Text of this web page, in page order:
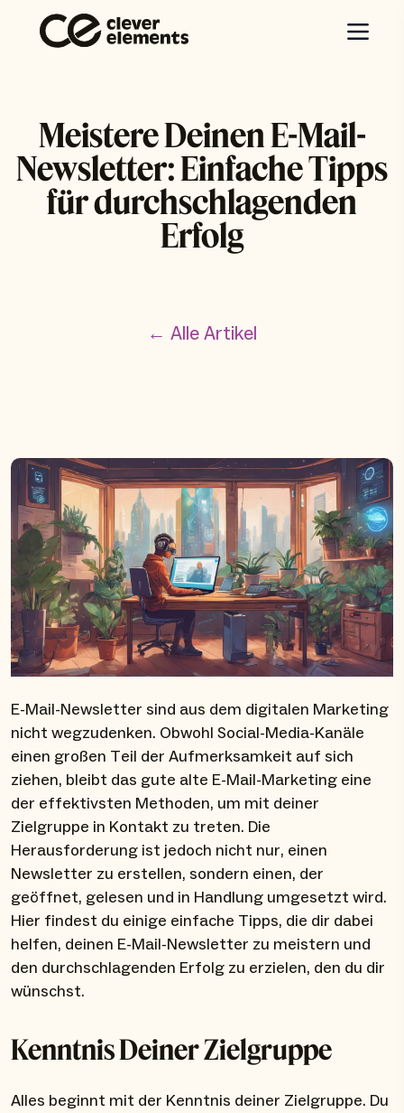
Meistere Deinen E-Mail-
Newsletter: Einfache Tipps
für durchschlagenden
Erfolg
← Alle Artikel
E-Mail-Newsletter sind aus dem digitalen Marketing
nicht wegzudenken. Obwohl Social-Media-Kanäle
einen großen Teil der Aufmerksamkeit auf sich
ziehen, bleibt das gute alte E-Mail-Marketing eine
der effektivsten Methoden, um mit deiner
Zielgruppe in Kontakt zu treten. Die
Herausforderung ist jedoch nicht nur, einen
Newsletter zu erstellen, sondern einen, der
geöffnet, gelesen und in Handlung umgesetzt wird.
Hier findest du einige einfache Tipps, die dir dabei
helfen, deinen E-Mail-Newsletter zu meistern und
den durchschlagenden Erfolg zu erzielen, den du dir
wünschst.
Kenntnis Deiner Zielgruppe
Alles beginnt mit der Kenntnis deiner Zielgruppe. Du